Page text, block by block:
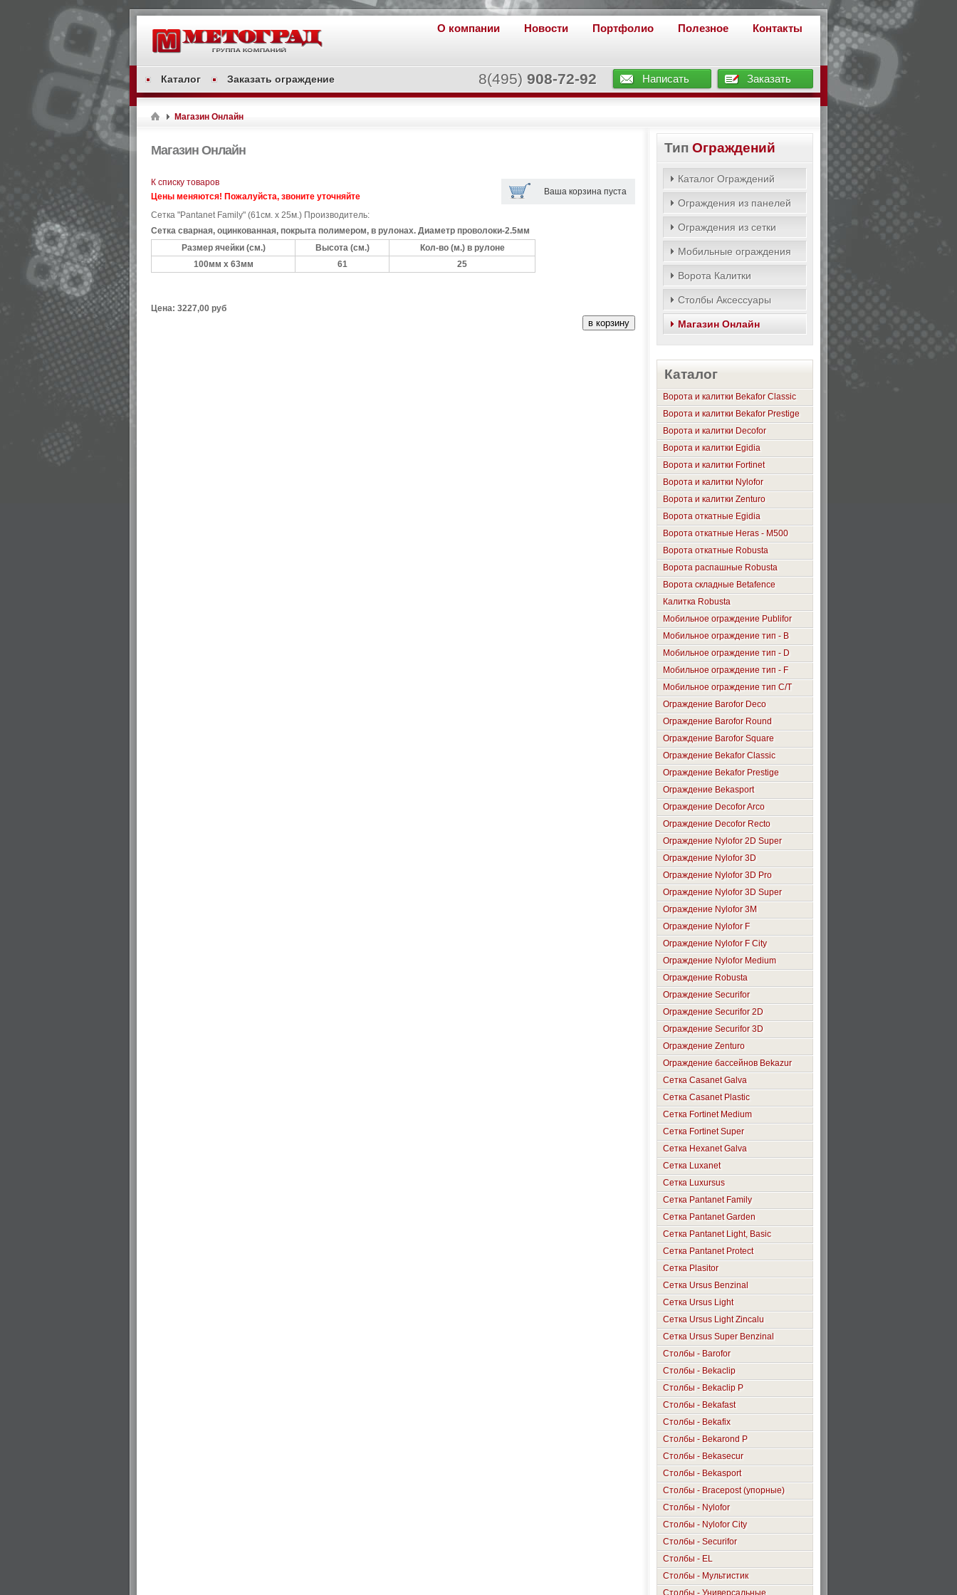
Написать Заказать
8(495) 908-72-92
О компании Новости Портфолио Полезное Контакты
Каталог Заказать ограждение
Магазин Онлайн
Магазин Онлайн
Ваша корзина пуста
К списку товаров
Цены меняются! Пожалуйста, звоните уточняйте
Сетка "Pantanet Family" (61см. х 25м.) Производитель:
Сетка сварная, оцинкованная, покрыта полимером, в рулонах. Диаметр проволоки-2.5мм
Размер ячейки (см.)
Высота (см.)
Кол-во (м.) в рулоне
100мм х 63мм
61 25
Цена: 3227,00 руб
Тип Ограждений
Каталог Ограждений
Ограждения из панелей
Ограждения из сетки
Мобильные ограждения
Ворота Калитки
Столбы Аксессуары
Магазин Онлайн
Каталог
Ворота и калитки Bekafor Classic
Ворота и калитки Bekafor Prestige
Ворота и калитки Decofor
Ворота и калитки Egidia
Ворота и калитки Fortinet
Ворота и калитки Nylofor
Ворота и калитки Zenturo
Ворота откатные Egidia
Ворота откатные Heras - М500
Ворота откатные Robusta
Ворота распашные Robusta
Ворота складные Betafence
Калитка Robusta
Мобильное ограждение Publifor
Мобильное ограждение тип - B
Мобильное ограждение тип - D
Мобильное ограждение тип - F
Мобильное ограждение тип C/T
Ограждение Barofor Deco
Ограждение Barofor Round
Ограждение Barofor Square
Ограждение Bekafor Classic
Ограждение Bekafor Prestige
Ограждение Bekasport
Ограждение Decofor Arco
Ограждение Decofor Recto
Ограждение Nylofor 2D Super
Ограждение Nylofor 3D
Ограждение Nylofor 3D Pro
Ограждение Nylofor 3D Super
Ограждение Nylofor 3M
Ограждение Nylofor F
Ограждение Nylofor F City
Ограждение Nylofor Medium
Ограждение Robusta
Ограждение Securifor
Ограждение Securifor 2D
Ограждение Securifor 3D
Ограждение Zenturo
Ограждение бассейнов Bekazur
Сетка Casanet Galva
Сетка Casanet Plastic
Сетка Fortinet Medium
Сетка Fortinet Super
Сетка Hexanet Galva
Сетка Luxanet
Сетка Luxursus
Сетка Pantanet Family
Сетка Pantanet Garden
Сетка Pantanet Light, Basic
Сетка Pantanet Protect
Сетка Plasitor
Сетка Ursus Benzinal
Сетка Ursus Light
Сетка Ursus Light Zincalu
Сетка Ursus Super Benzinal
Столбы - Barofor
Столбы - Bekaclip
Столбы - Bekaclip P
Столбы - Bekafast
Столбы - Bekafix
Столбы - Bekarond P
Столбы - Bekasecur
Столбы - Bekasport
Столбы - Bracepost (упорные)
Столбы - Nylofor
Столбы - Nylofor City
Столбы - Securifor
Столбы - ЕL
Столбы - Мультистик
Столбы - Универсальные